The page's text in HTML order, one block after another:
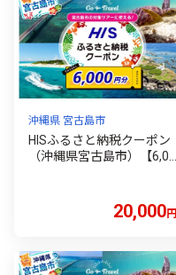
沖縄県 宮古島市
HISふるさと納税クーポン
（沖縄県宮古島市）【6,00
20,000円